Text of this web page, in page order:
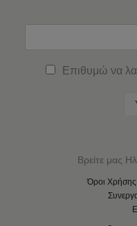
Επιθυμώ να
Βρείτε μας
Όροι Χρήσης